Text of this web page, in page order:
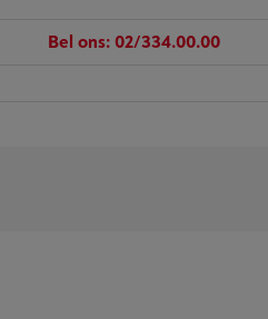
Bel ons: 02/334.00.00